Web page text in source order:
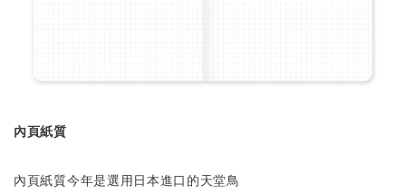
內頁紙質
內頁紙質今年是選用日本進口的天堂鳥